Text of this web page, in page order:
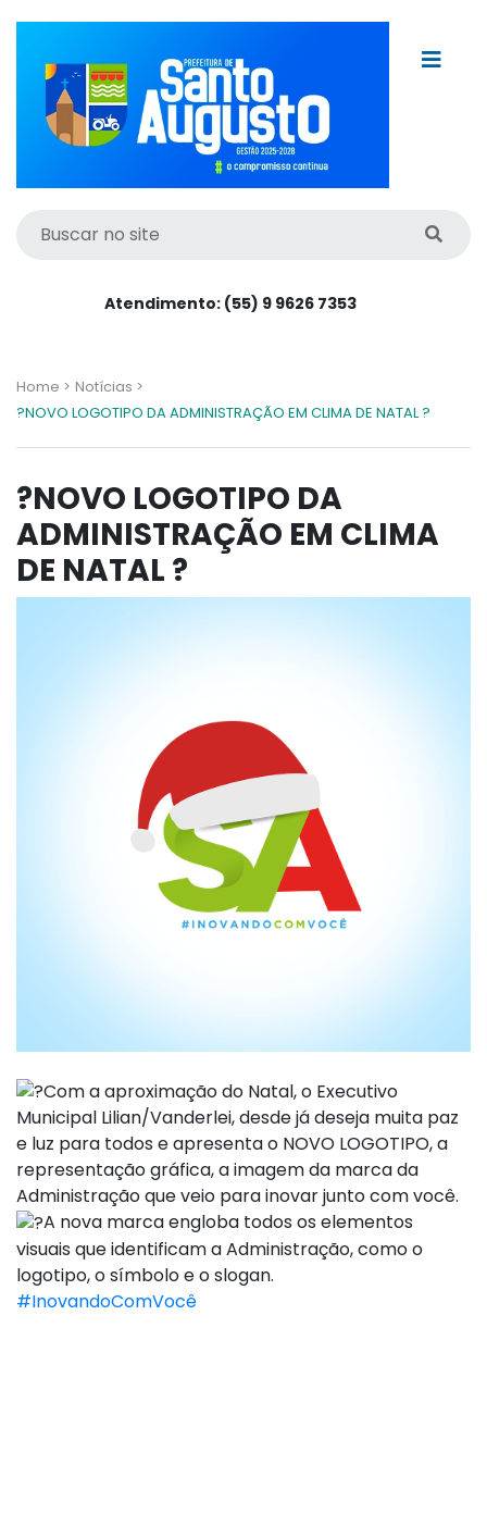
Atendimento: (55) 9 9626 7353
Home > Notícias >
?NOVO LOGOTIPO DA ADMINISTRAÇÃO EM CLIMA DE NATAL ?
?NOVO LOGOTIPO DA
ADMINISTRAÇÃO EM CLIMA
DE NATAL ?
Com a aproximação do Natal, o Executivo
Municipal Lilian/Vanderlei, desde já deseja muita paz
e luz para todos e apresenta o NOVO LOGOTIPO, a
representação gráfica, a imagem da marca da
Administração que veio para inovar junto com você.
A nova marca engloba todos os elementos
visuais que identificam a Administração, como o
logotipo, o símbolo e o slogan.
#InovandoComVocê